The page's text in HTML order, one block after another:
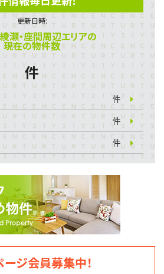
更新日時:
瀬・座間周辺エリアの
現在の物件数
件
件
件
件
ージ会員募集中！